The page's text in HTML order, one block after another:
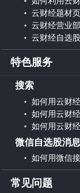
• 云财经题材
• 云财经营业
• 云财经自选
特色服务
搜索
• 如何用云财
• 如何用云财
• 如何用云财
微信自选股消
• 如何用微信
常见问题